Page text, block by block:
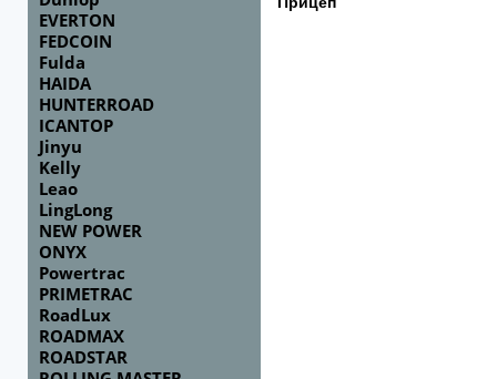
EVERTON
FEDCOIN
Fulda
HAIDA
HUNTERROAD
ICANTOP
Jinyu
Kelly
Leao
LingLong
NEW POWER
ONYX
Powertrac
PRIMETRAC
RoadLux
ROADMAX
ROADSTAR